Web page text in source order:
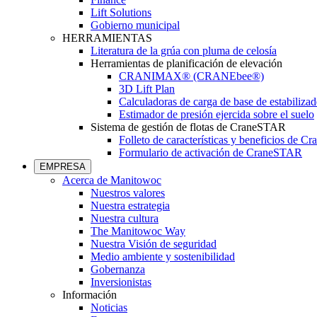
Lift Solutions
Gobierno municipal
HERRAMIENTAS
Literatura de la grúa con pluma de celosía
Herramientas de planificación de elevación
CRANIMAX® (CRANEbee®)
3D Lift Plan
Calculadoras de carga de base de
Estimador de presión ejercida sobre el suelo
Sistema de gestión de flotas de CraneSTAR
Folleto de características y beneficios de
Formulario de activación de CraneSTAR
EMPRESA
Acerca de Manitowoc
Nuestros valores
Nuestra estrategia
Nuestra cultura
The Manitowoc Way
Nuestra Visión de seguridad
Medio ambiente y sostenibilidad
Gobernanza
Inversionistas
Información
Noticias